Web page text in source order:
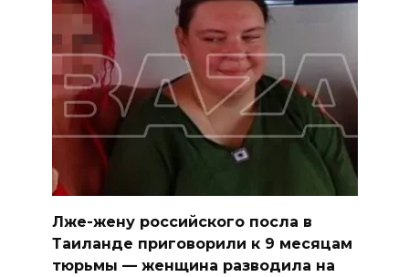
Лже-жену российского посла в
Таиланде приговорили к 9 месяцам
тюрьмы — женщина разводила на